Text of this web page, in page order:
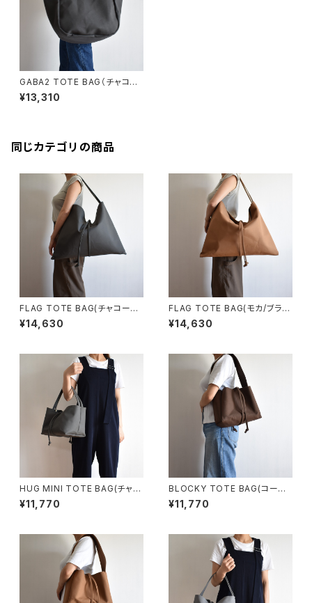
GABA2 TOTE BAG（チャコー
ル/グレー）
¥13,310
同じカテゴリの商品
FLAG TOTE BAG(チャコール/
グレー)
¥14,630
FLAG TOTE BAG(モカ/ブラウ
ン)
¥14,630
HUG MINI TOTE BAG(チャコ
ール/グレー)
¥11,770
BLOCKY TOTE BAG(コーヒ
ー/ブラウン)
¥11,770